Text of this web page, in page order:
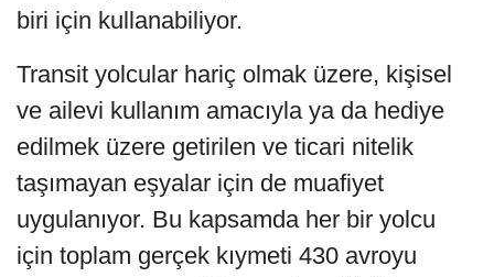
biri için kullanabiliyor.
Transit yolcular hariç olmak üzere, kişisel
ve ailevi kullanım amacıyla ya da hediye
edilmek üzere getirilen ve ticari nitelik
taşımayan eşyalar için de muafiyet
uygulanıyor. Bu kapsamda her bir yolcu
için toplam gerçek kıymeti 430 avroyu